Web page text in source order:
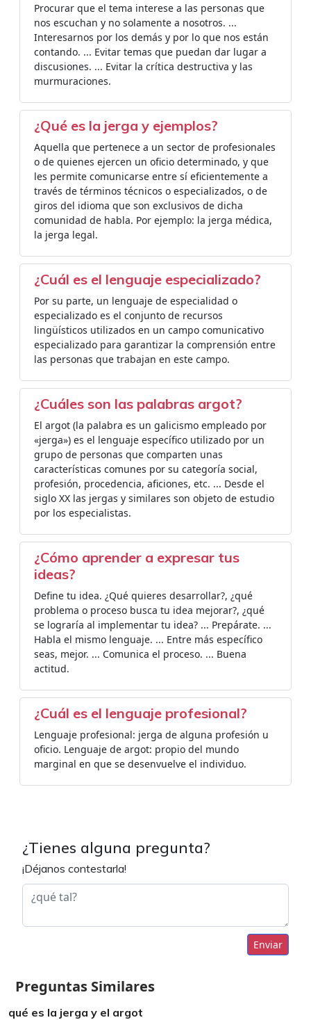
Procurar que el tema interese a las personas que
nos escuchan y no solamente a nosotros. ...
Interesarnos por los demás y por lo que nos están
contando. ... Evitar temas que puedan dar lugar a
discusiones. ... Evitar la crítica destructiva y las
murmuraciones.
¿Qué es la jerga y ejemplos?
Aquella que pertenece a un sector de profesionales
o de quienes ejercen un oficio determinado, y que
les permite comunicarse entre sí eficientemente a
través de términos técnicos o especializados, o de
giros del idioma que son exclusivos de dicha
comunidad de habla. Por ejemplo: la jerga médica,
la jerga legal.
¿Cuál es el lenguaje especializado?
Por su parte, un lenguaje de especialidad o
especializado es el conjunto de recursos
lingüísticos utilizados en un campo comunicativo
especializado para garantizar la comprensión entre
las personas que trabajan en este campo.
¿Cuáles son las palabras argot?
El argot (la palabra es un galicismo empleado por
«jerga») es el lenguaje específico utilizado por un
grupo de personas que comparten unas
características comunes por su categoría social,
profesión, procedencia, aficiones, etc. ... Desde el
siglo XX las jergas y similares son objeto de estudio
por los especialistas.
¿Cómo aprender a expresar tus
ideas?
Define tu idea. ¿Qué quieres desarrollar?, ¿qué
problema o proceso busca tu idea mejorar?, ¿qué
se lograría al implementar tu idea? ... Prepárate. ...
Habla el mismo lenguaje. ... Entre más específico
seas, mejor. ... Comunica el proceso. ... Buena
actitud.
¿Cuál es el lenguaje profesional?
Lenguaje profesional: jerga de alguna profesión u
oficio. Lenguaje de argot: propio del mundo
marginal en que se desenvuelve el individuo.
¿Tienes alguna pregunta?
¡Déjanos contestarla!
Enviar
Preguntas Similares
qué es la jerga y el argot